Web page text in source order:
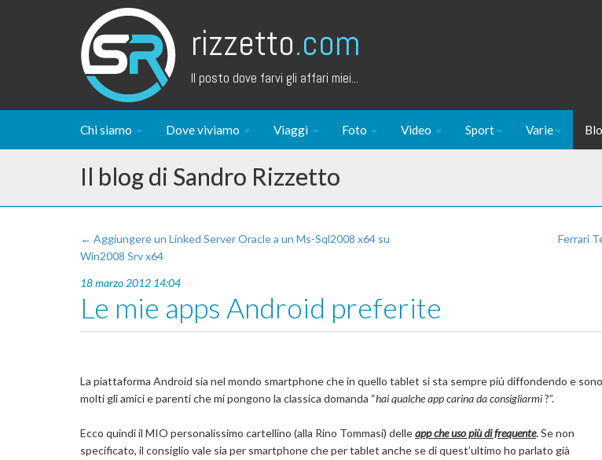
rizzetto.com
Il posto dove farvi gli affari miei...
Chi siamo Dove viviamo Viaggi Foto Video Sport Varie
Il blog di Sandro Rizzetto
← Aggiungere un Linked Server Oracle a un Ms-Sql2008 x64 su
Win2008 Srv x64
Ferrari
18 marzo 2012 14:04
Le mie apps Android preferite
La piattaforma Android sia nel mondo smartphone che in quello tablet si sta sempre piú diffondendo e sono
molti gli amici e parenti che mi pongono la classica domanda “hai qualche app carina da consigliarmi?”.
Ecco quindi il MIO personalissimo cartellino (alla Rino Tommasi) delleapp che uso più di frequente. Se non
specificato, il consiglio vale sia per smartphone che per tablet anche se di quest’ultimo ho parlato già